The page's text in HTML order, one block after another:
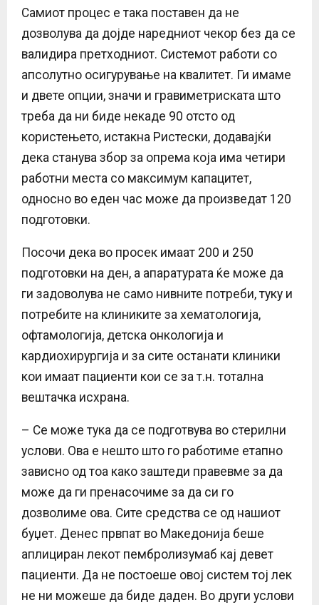
Самиот процес е така поставен да не
дозволува да дојде наредниот чекор без да се
валидира претходниот. Системот работи со
апсолутно осигурување на квалитет. Ги имаме
и двете опции, значи и гравиметриската што
треба да ни биде некаде 90 отсто од
користењето, истакна Ристески, додавајќи
дека станува збор за опрема која има четири
работни места со максимум капацитет,
односно во еден час може да произведат 120
подготовки.
Посочи дека во просек имаат 200 и 250
подготовки на ден, а апаратурата ќе може да
ги задоволува не само нивните потреби, туку и
потребите на клиниките за хематологија,
офтамологија, детска онкологија и
кардиохирургија и за сите останати клиники
кои имаат пациенти кои се за т.н. тотална
вештачка исхрана.
– Се може тука да се подготвува во стерилни
услови. Ова е нешто што го работиме етапно
зависно од тоа како заштеди правевме за да
може да ги пренасочиме за да си го
дозволиме ова. Сите средства се од нашиот
буџет. Денес првпат во Македонија беше
аплициран лекот пембролизумаб кај девет
пациенти. Да не постоеше овој систем тој лек
не ни можеше да биде даден. Во други услови